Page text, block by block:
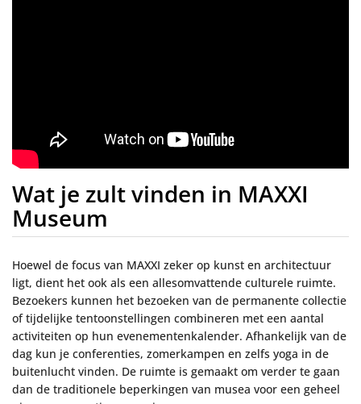
Wat je zult vinden in MAXXI
Museum
Hoewel de focus van MAXXI zeker op kunst en architectuur
ligt, dient het ook als een allesomvattende culturele ruimte.
Bezoekers kunnen het bezoeken van de permanente collectie
of tijdelijke tentoonstellingen combineren met een aantal
activiteiten op hun evenementenkalender. Afhankelijk van de
dag kun je conferenties, zomerkampen en zelfs yoga in de
buitenlucht vinden. De ruimte is gemaakt om verder te gaan
dan de traditionele beperkingen van musea voor een geheel